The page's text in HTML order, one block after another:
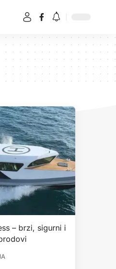
– brzi, sigurni i